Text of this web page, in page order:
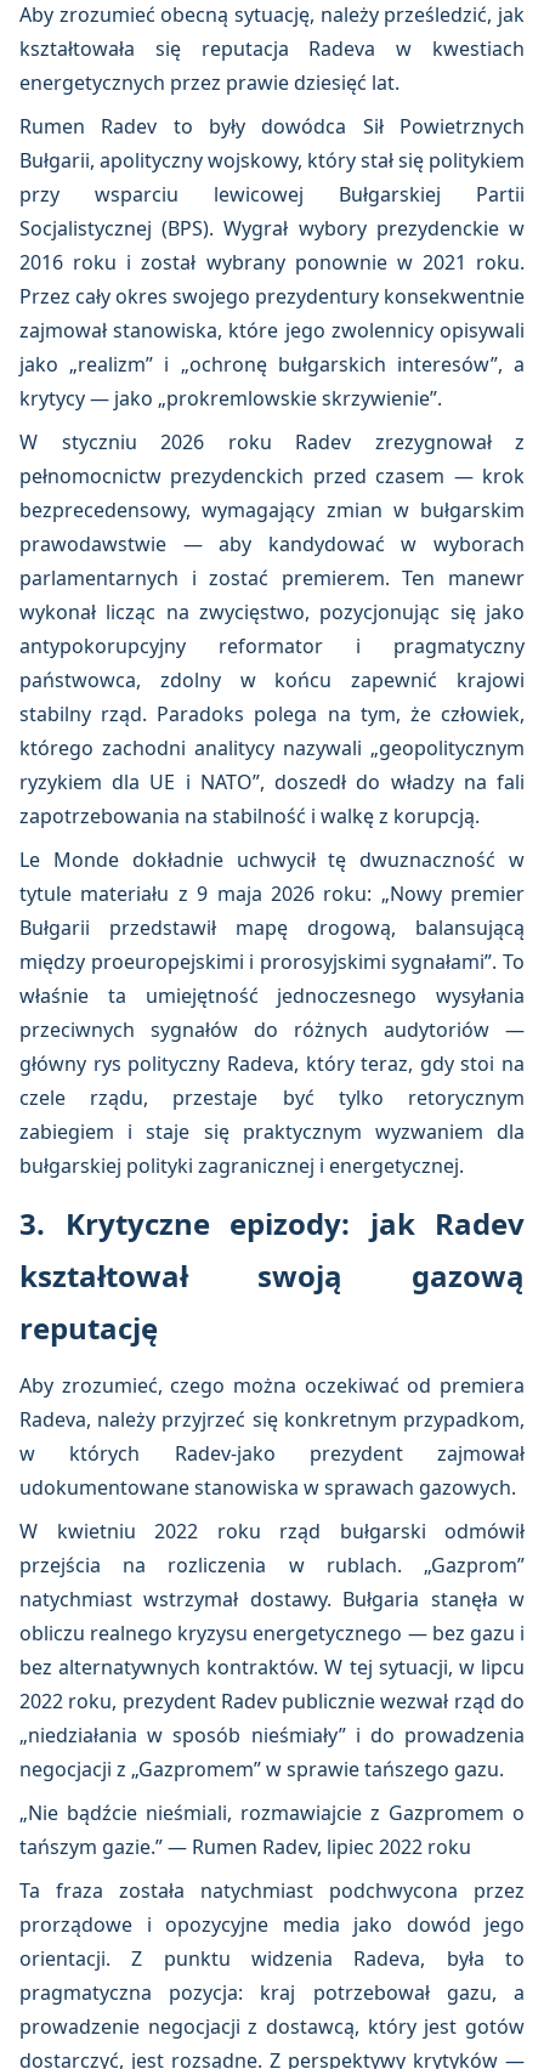
Aby zrozumieć obecną sytuację, należy prześledzić, jak
kształtowała się reputacja Radeva w kwestiach
energetycznych przez prawie dziesięć lat.
Rumen Radev to były dowódca Sił Powietrznych
Bułgarii, apolityczny wojskowy, który stał się politykiem
przy wsparciu lewicowej Bułgarskiej Partii
Socjalistycznej (BPS). Wygrał wybory prezydenckie w
2016 roku i został wybrany ponownie w 2021 roku.
Przez cały okres swojego prezydentury konsekwentnie
zajmował stanowiska, które jego zwolennicy opisywali
jako „realizm” i „ochronę bułgarskich interesów”, a
krytycy — jako „prokremlowskie skrzywienie”.
W styczniu 2026 roku Radev zrezygnował z
pełnomocnictw prezydenckich przed czasem — krok
bezprecedensowy, wymagający zmian w bułgarskim
prawodawstwie — aby kandydować w wyborach
parlamentarnych i zostać premierem. Ten manewr
wykonał licząc na zwycięstwo, pozycjonując się jako
antypokorupcyjny reformator i pragmatyczny
państwowca, zdolny w końcu zapewnić krajowi
stabilny rząd. Paradoks polega na tym, że człowiek,
którego zachodni analitycy nazywali „geopolitycznym
ryzykiem dla UE i NATO”, doszedł do władzy na fali
zapotrzebowania na stabilność i walkę z korupcją.
Le Monde dokładnie uchwycił tę dwuznaczność w
tytule materiału z 9 maja 2026 roku: „Nowy premier
Bułgarii przedstawił mapę drogową, balansującą
między proeuropejskimi i prorosyjskimi sygnałami”. To
właśnie ta umiejętność jednoczesnego wysyłania
przeciwnych sygnałów do różnych audytoriów —
główny rys polityczny Radeva, który teraz, gdy stoi na
czele rządu, przestaje być tylko retorycznym
zabiegiem i staje się praktycznym wyzwaniem dla
bułgarskiej polityki zagranicznej i energetycznej.
3. Krytyczne epizody: jak Radev
kształtował swoją gazową
reputację
Aby zrozumieć, czego można oczekiwać od premiera
Radeva, należy przyjrzeć się konkretnym przypadkom,
w których Radev-jako prezydent zajmował
udokumentowane stanowiska w sprawach gazowych.
W kwietniu 2022 roku rząd bułgarski odmówił
przejścia na rozliczenia w rublach. „Gazprom”
natychmiast wstrzymał dostawy. Bułgaria stanęła w
obliczu realnego kryzysu energetycznego — bez gazu i
bez alternatywnych kontraktów. W tej sytuacji, w lipcu
2022 roku, prezydent Radev publicznie wezwał rząd do
„niedziałania w sposób nieśmiały” i do prowadzenia
negocjacji z „Gazpromem” w sprawie tańszego gazu.
„Nie bądźcie nieśmiali, rozmawiajcie z Gazpromem o
tańszym gazie.” — Rumen Radev, lipiec 2022 roku
Ta fraza została natychmiast podchwycona przez
prorządowe i opozycyjne media jako dowód jego
orientacji. Z punktu widzenia Radeva, była to
pragmatyczna pozycja: kraj potrzebował gazu, a
prowadzenie negocjacji z dostawcą, który jest gotów
dostarczyć, jest rozsądne. Z perspektywy krytyków —